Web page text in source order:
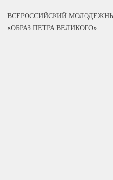
ВСЕРОССИЙСКИЙ
«ОБРАЗ ПЕТРА ВЕЛИКОГО»